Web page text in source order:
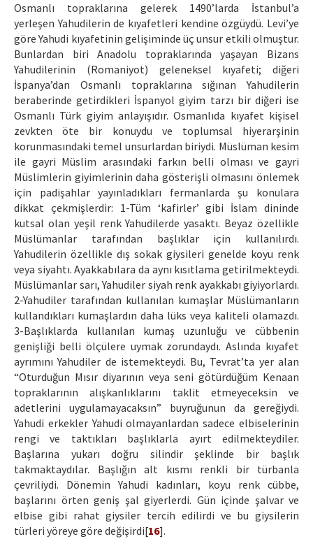
Osmanlı topraklarına gelerek 1490’larda İstanbul’a
yerleşen Yahudilerin de kıyafetleri kendine özgüydü. Levi’ye
göre Yahudi kıyafetinin gelişiminde üç unsur etkili olmuştur.
Bunlardan biri Anadolu topraklarında yaşayan Bizans
Yahudilerinin (Romaniyot) geleneksel kıyafeti; diğeri
İspanya’dan Osmanlı topraklarına sığınan Yahudilerin
beraberinde getirdikleri İspanyol giyim tarzı bir diğeri ise
Osmanlı Türk giyim anlayışıdır. Osmanlıda kıyafet kişisel
zevkten öte bir konuydu ve toplumsal hiyerarşinin
korunmasındaki temel unsurlardan biriydi. Müslüman kesim
ile gayri Müslim arasındaki farkın belli olması ve gayri
Müslimlerin giyimlerinin daha gösterişli olmasını önlemek
için padişahlar yayınladıkları fermanlarda şu konulara
dikkat çekmişlerdir: 1-Tüm ‘kafirler’ gibi İslam dininde
kutsal olan yeşil renk Yahudilerde yasaktı. Beyaz özellikle
Müslümanlar tarafından başlıklar için kullanılırdı.
Yahudilerin özellikle dış sokak giysileri genelde koyu renk
veya siyahtı. Ayakkabılara da aynı kısıtlama getirilmekteydi.
Müslümanlar sarı, Yahudiler siyah renk ayakkabı giyiyorlardı.
2-Yahudiler tarafından kullanılan kumaşlar Müslümanların
kullandıkları kumaşlardın daha lüks veya kaliteli olamazdı.
3-Başlıklarda kullanılan kumaş uzunluğu ve cübbenin
genişliği belli ölçülere uymak zorundaydı. Aslında kıyafet
ayrımını Yahudiler de istemekteydi. Bu, Tevrat’ta yer alan
“Oturduğun Mısır diyarının veya seni götürdüğüm Kenaan
topraklarının alışkanlıklarını taklit etmeyeceksin ve
adetlerini uygulamayacaksın” buyruğunun da gereğiydi.
Yahudi erkekler Yahudi olmayanlardan sadece elbiselerinin
rengi ve taktıkları başlıklarla ayırt edilmekteydiler.
Başlarına yukarı doğru silindir şeklinde bir başlık
takmaktaydılar. Başlığın alt kısmı renkli bir türbanla
çevriliydi. Dönemin Yahudi kadınları, koyu renk cübbe,
başlarını örten geniş şal giyerlerdi. Gün içinde şalvar ve
elbise gibi rahat giysiler tercih edilirdi ve bu giysilerin
türleri yöreye göre değişirdi[16].